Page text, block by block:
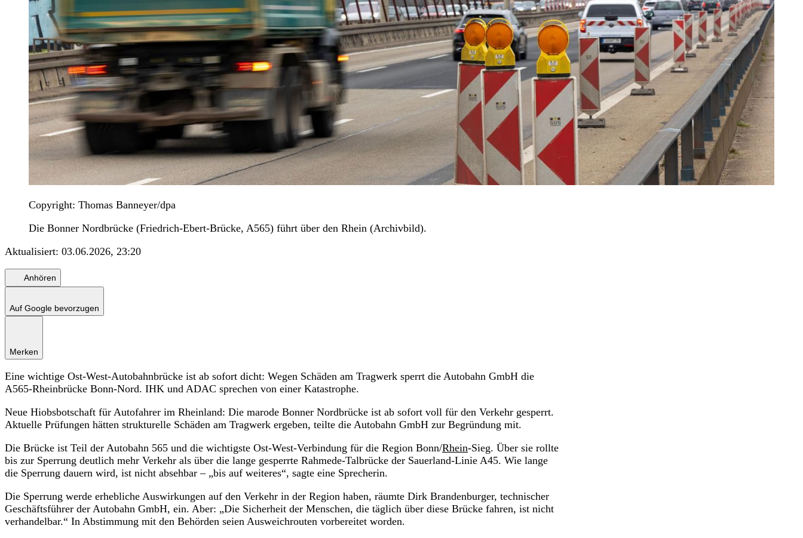
Copyright: Thomas Banneyer/dpa
Die Bonner Nordbrücke (Friedrich-Ebert-Brücke, A565) führt über den Rhein (Archivbild).
Aktualisiert: 03.06.2026, 23:20
Anhören
Auf Google bevorzugen
Merken
Eine wichtige Ost-West-Autobahnbrücke ist ab sofort dicht: Wegen Schäden am Tragwerk sperrt die Autobahn GmbH die
A565-Rheinbrücke Bonn-Nord. IHK und ADAC sprechen von einer Katastrophe.
Neue Hiobsbotschaft für Autofahrer im Rheinland: Die marode Bonner Nordbrücke ist ab sofort voll für den Verkehr gesperrt.
Aktuelle Prüfungen hätten strukturelle Schäden am Tragwerk ergeben, teilte die Autobahn GmbH zur Begründung mit.
Die Brücke ist Teil der Autobahn 565 und die wichtigste Ost-West-Verbindung für die Region Bonn/Rhein-Sieg. Über sie rollte
bis zur Sperrung deutlich mehr Verkehr als über die lange gesperrte Rahmede-Talbrücke der Sauerland-Linie A45. Wie lange
die Sperrung dauern wird, ist nicht absehbar – „bis auf weiteres“, sagte eine Sprecherin.
Die Sperrung werde erhebliche Auswirkungen auf den Verkehr in der Region haben, räumte Dirk Brandenburger, technischer
Geschäftsführer der Autobahn GmbH, ein. Aber: „Die Sicherheit der Menschen, die täglich über diese Brücke fahren, ist nicht
verhandelbar.“ In Abstimmung mit den Behörden seien Ausweichrouten vorbereitet worden.